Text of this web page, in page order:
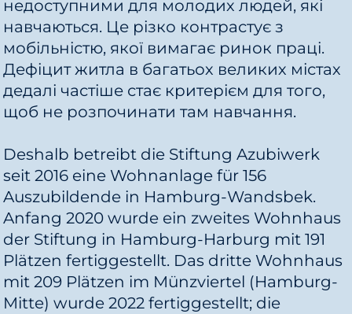
недоступними для молодих людей, які
навчаються. Це різко контрастує з
мобільністю, якої вимагає ринок праці.
Дефіцит житла в багатьох великих містах
дедалі частіше стає критерієм для того,
щоб не розпочинати там навчання.
Deshalb betreibt die Stiftung Azubiwerk
seit 2016 eine Wohnanlage für 156
Auszubildende in Hamburg-Wandsbek.
Anfang 2020 wurde ein zweites Wohnhaus
der Stiftung in Hamburg-Harburg mit 191
Plätzen fertiggestellt. Das dritte Wohnhaus
mit 209 Plätzen im Münzviertel (Hamburg-
Mitte) wurde 2022 fertiggestellt; die